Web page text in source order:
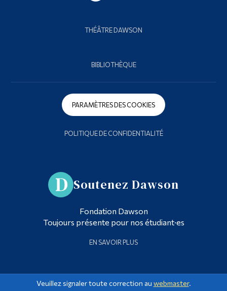
THÉÂTRE DAWSON
BIBLIOTHÈQUE
PARAMÈTRES DES COOKIES
POLITIQUE DE CONFIDENTIALITÉ
Soutenez Dawson
Fondation Dawson
Toujours présente pour nos étudiant·es
EN SAVOIR PLUS
Veuillez signaler toute correction au webmaster.